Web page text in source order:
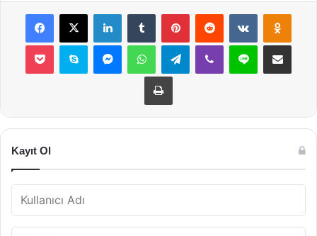
Facebook
X LinkedInTumblr PinterestReddit VKontakte
Pocket Skype MessengerWhatsAppTelegramViber Line E-Posta ile
Yazdır
Kayıt Ol